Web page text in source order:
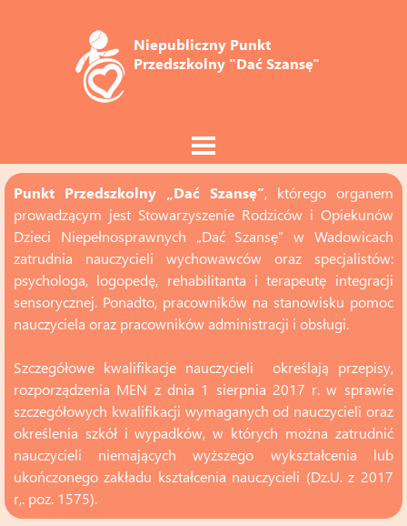
Niepubliczny Punkt
Przedszkolny "Dać Szansę"
Punkt Przedszkolny „Dać Szansę”, którego organem
prowadzącym jest Stowarzyszenie Rodziców i Opiekunów
Dzieci Niepełnosprawnych „Dać Szansę” w Wadowicach
zatrudnia nauczycieli wychowawców oraz specjalistów:
psychologa, logopedę, rehabilitanta i terapeutę integracji
sensorycznej. Ponadto, pracowników na stanowisku pomoc
nauczyciela oraz pracowników administracji i obsługi.
Szczegółowe kwalifikacje nauczycieli określają przepisy,
rozporządzenia MEN z dnia 1 sierpnia 2017 r. w sprawie
szczegółowych kwalifikacji wymaganych od nauczycieli oraz
określenia szkół i wypadków, w których można zatrudnić
nauczycieli niemających wyższego wykształcenia lub
ukończonego zakładu kształcenia nauczycieli (Dz.U. z 2017
r,. poz. 1575).